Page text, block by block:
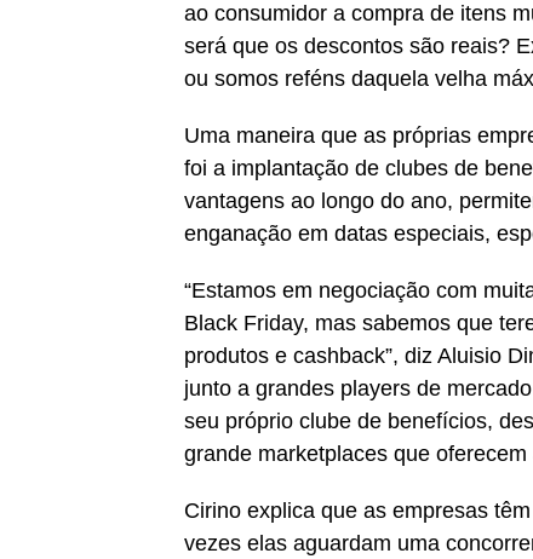
ao consumidor a compra de itens
será que os descontos são reais?
ou somos reféns daquela velha
Uma maneira que as próprias
foi a implantação de clubes de
vantagens ao longo do ano,
enganação em datas especiais,
“Estamos em negociação com
Black Friday, mas sabemos que
produtos e cashback”, diz Aluisio
junto a grandes players de
seu próprio clube de benefícios,
grande marketplaces que
Cirino explica que as empresas
vezes elas aguardam uma